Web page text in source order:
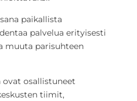
paikallista
palvelua erityisesti
muuta parisuhteen
osallistuneet
tiimit,